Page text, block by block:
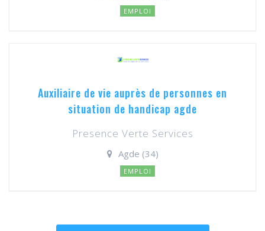
EMPLOI
Auxiliaire de vie auprès de personnes en
situation de handicap agde
Presence Verte Services
Agde (34)
EMPLOI